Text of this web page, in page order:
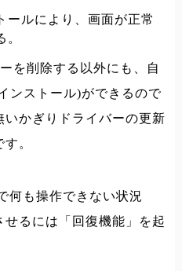
ールにより、画面が正常
を削除する以外にも、自
ンストール)ができるので
かぎりドライバーの更新
。
何も操作できない状況
るには「回復機能」を起